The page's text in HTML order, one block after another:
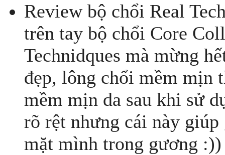
Review bộ chổi Real
trên tay bộ chổi Core
Technidques mà mừng
đẹp, lông chổi mềm mịn
mềm mịn da sau khi sử
rõ rệt nhưng cái này
mặt mình trong gương :))